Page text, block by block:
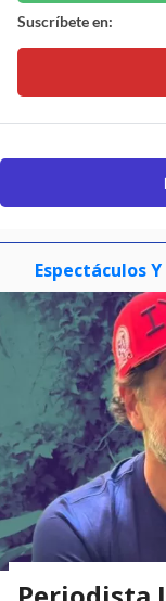
Suscríbete en:
Espectáculos Y